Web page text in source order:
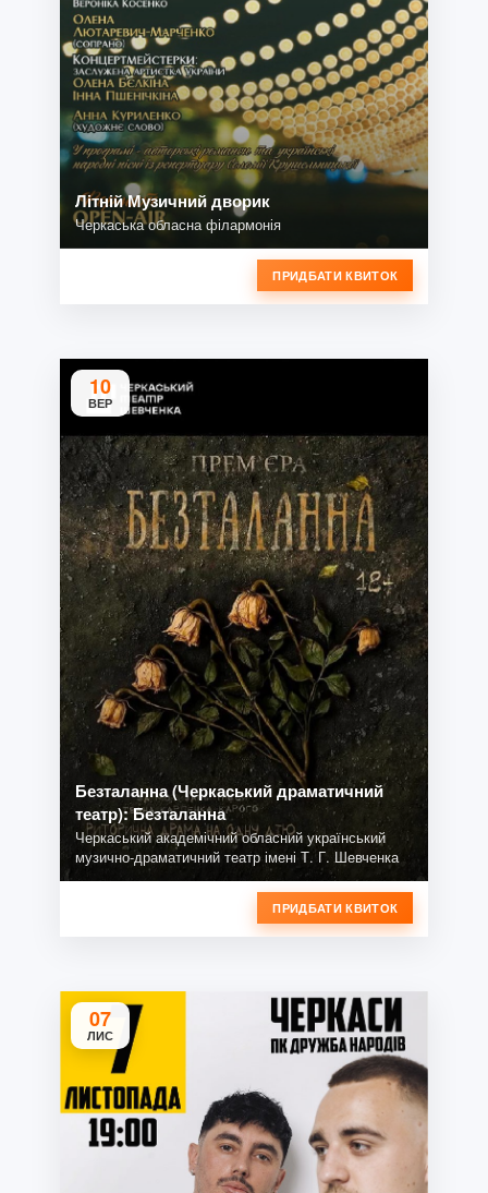
Літній Музичний дворик
Черкаська обласна філармонія
ПРИДБАТИ КВИТОК
10
ВЕР
Безталанна (Черкаський драматичний
театр): Безталанна
Черкаський академічний обласний український
музично-драматичний театр імені Т. Г. Шевченка
ПРИДБАТИ КВИТОК
07
ЛИС